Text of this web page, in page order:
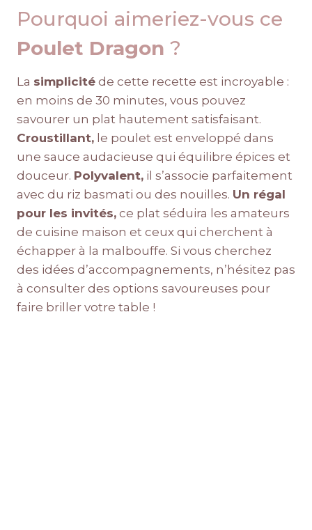
Pourquoi aimeriez-vous ce
Poulet Dragon ?
La simplicité de cette recette est incroyable :
en moins de 30 minutes, vous pouvez
savourer un plat hautement satisfaisant.
Croustillant, le poulet est enveloppé dans
une sauce audacieuse qui équilibre épices et
douceur. Polyvalent, il s’associe parfaitement
avec du riz basmati ou des nouilles. Un régal
pour les invités, ce plat séduira les amateurs
de cuisine maison et ceux qui cherchent à
échapper à la malbouffe. Si vous cherchez
des idées d’accompagnements, n’hésitez pas
à consulter des options savoureuses pour
faire briller votre table !